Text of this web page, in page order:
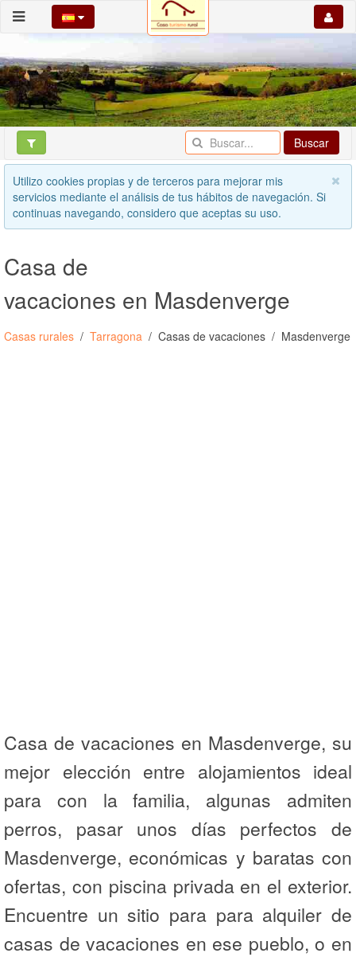
Buscar
Utilizo cookies propias y de terceros para mejorar mis
servicios mediante el análisis de tus hábitos de navegación. Si
continuas navegando, considero que aceptas su uso.
Casa de
vacaciones en Masdenverge
Casas rurales Tarragona Casas de vacaciones Masdenverge
Casa de vacaciones en Masdenverge, su
mejor elección entre alojamientos ideal
para con la familia, algunas admiten
perros, pasar unos días perfectos de
Masdenverge, económicas y baratas con
ofertas, con piscina privada en el exterior.
Encuentre un sitio para para alquiler de
casas de vacaciones en ese pueblo, o en